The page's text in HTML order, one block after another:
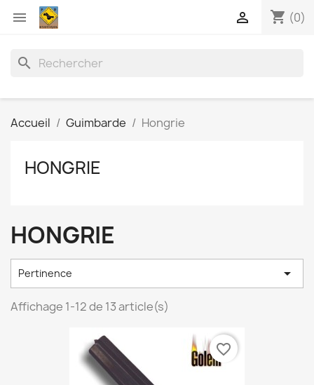
 shopping_cart (0)

search
Accueil Guimbarde Hongrie
HONGRIE
HONGRIE
Pertinence 
Affichage 1-12 de 13 article(s)
favorite_border